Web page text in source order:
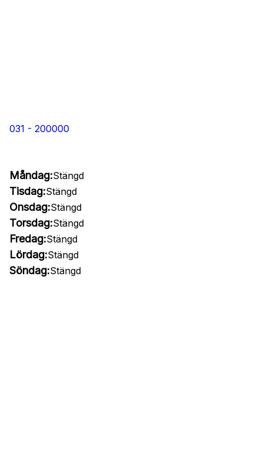
031 - 200000
Måndag:Stängd
Tisdag:Stängd
Onsdag:Stängd
Torsdag:Stängd
Fredag:Stängd
Lördag:Stängd
Söndag:Stängd